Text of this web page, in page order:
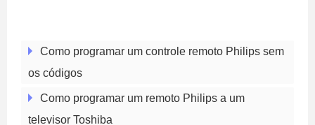
Como programar um controle remoto Philips sem
os códigos
Como programar um remoto Philips a um
televisor Toshiba